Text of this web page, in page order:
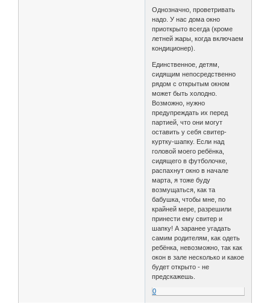
Однозначно, проветривать
надо. У нас дома окно
приоткрыто всегда (кроме
летней жары, когда включаем
кондиционер).
Единственное, детям,
сидящим непосредственно
рядом с открытым окном
может быть холодно.
Возможно, нужно
предупреждать их перед
партией, что они могут
оставить у себя свитер-
куртку-шапку. Если над
головой моего ребёнка,
сидящего в футболочке,
распахнут окно в начале
марта, я тоже буду
возмущаться, как та
бабушка, чтобы мне, по
крайней мере, разрешили
принести ему свитер и
шапку! А заранее угадать
самим родителям, как одеть
ребёнка, невозможно, так как
окон в зале несколько и какое
будет открыто - не
предскажешь.
0